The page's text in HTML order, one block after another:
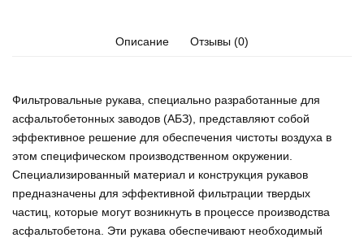
Описание Отзывы (0)
Фильтровальные рукава, специально разработанные для
асфальтобетонных заводов (АБЗ), представляют собой
эффективное решение для обеспечения чистоты воздуха в
этом специфическом производственном окружении.
Специализированный материал и конструкция рукавов
предназначены для эффективной фильтрации твердых
частиц, которые могут возникнуть в процессе производства
асфальтобетона. Эти рукава обеспечивают необходимый